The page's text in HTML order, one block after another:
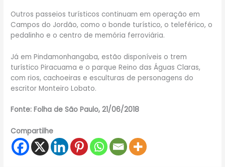
Outros passeios turísticos continuam em operação em
Campos do Jordão, como o bonde turístico, o teleférico, o
pedalinho e o centro de memória ferroviária.
Já em Pindamonhangaba, estão disponíveis o trem
turístico Piracuama e o parque Reino das Águas Claras,
com rios, cachoeiras e esculturas de personagens do
escritor Monteiro Lobato.
Fonte: Folha de São Paulo, 21/06/2018
Compartilhe